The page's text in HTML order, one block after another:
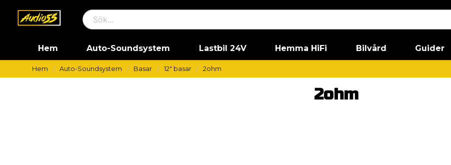
Hem Auto-Soundsystem Lastbil 24V Hemma HiFi Bilvård Guider
Hem Auto-Soundsystem Basar 12" basar 2ohm
2ohm